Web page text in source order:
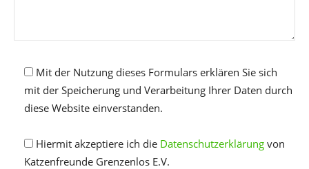
Mit der Nutzung dieses Formulars erklären Sie sich
mit der Speicherung und Verarbeitung Ihrer Daten durch
diese Website einverstanden.
Hiermit akzeptiere ich die Datenschutzerklärung von
Katzenfreunde Grenzenlos E.V.